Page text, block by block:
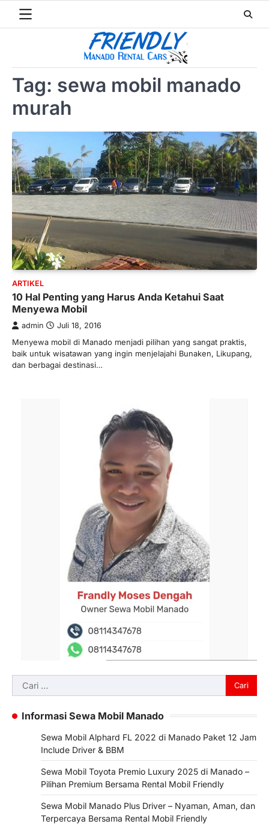
Tag: sewa mobil manado
murah
ARTIKEL
10 Hal Penting yang Harus Anda Ketahui Saat
Menyewa Mobil
admin Juli 18, 2016
Menyewa mobil di Manado menjadi pilihan yang sangat praktis,
baik untuk wisatawan yang ingin menjelajahi Bunaken, Likupang,
dan berbagai destinasi…
Cari
untuk:
Informasi Sewa Mobil Manado
Sewa Mobil Alphard FL 2022 di Manado Paket 12 Jam
Include Driver & BBM
Sewa Mobil Toyota Premio Luxury 2025 di Manado –
Pilihan Premium Bersama Rental Mobil Friendly
Sewa Mobil Manado Plus Driver – Nyaman, Aman, dan
Terpercaya Bersama Rental Mobil Friendly